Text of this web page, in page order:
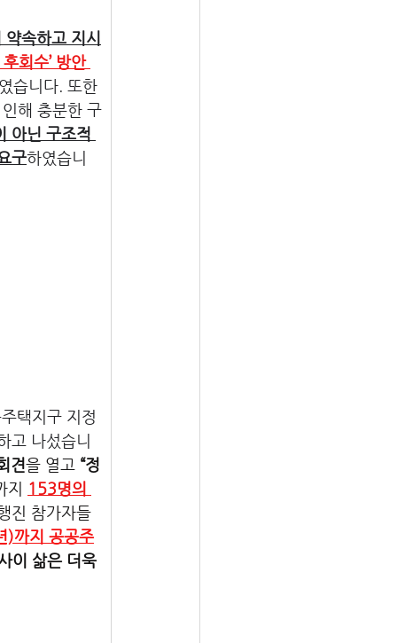
속하고 지시
회수’ 방안
습니다. 또한
해 충분한 구
아닌 구조적
구하였습니
택지구 지정
고 나섰습니
견을 열고 “정
지 153명의
진 참가자들
)까지 공공주
이 삶은 더욱